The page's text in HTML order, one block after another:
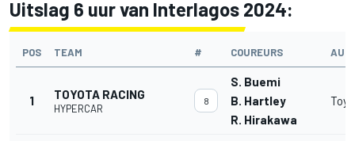
Uitslag 6 uur van Interlagos 2024:
POS TEAM # COUREURS
1 TOYOTA RACING
HYPERCAR
8
S. Buemi
B. Hartley
R. Hirakawa